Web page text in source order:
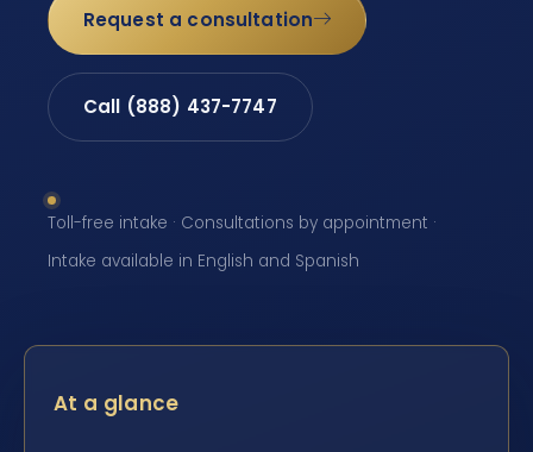
Request a consultation
Call (888) 437-7747
Toll-free intake · Consultations by appointment ·
Intake available in English and Spanish
At a glance